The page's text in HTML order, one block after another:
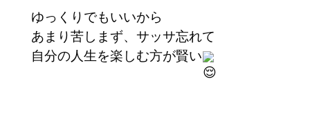
ゆっくりでもいいから
あまり苦しまず、サッサ忘れて
自分の人生を楽しむ方が賢い